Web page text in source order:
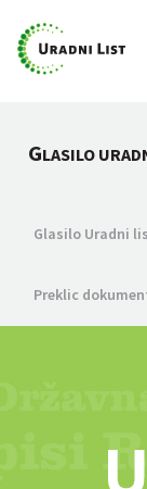
GLASILO
Glasilo Uradni
Preklic